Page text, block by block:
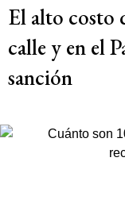
El alto costo
calle y en el
sanción